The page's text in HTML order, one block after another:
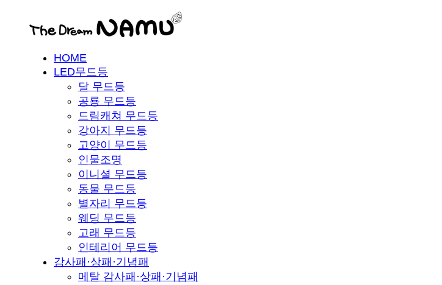
HOME
LED무드등
달 무드등
공룡 무드등
드림캐쳐 무드등
강아지 무드등
고양이 무드등
인물조명
이니셜 무드등
동물 무드등
별자리 무드등
웨딩 무드등
고래 무드등
인테리어 무드등
감사패·상패·기념패
메탈 감사패·상패·기념패